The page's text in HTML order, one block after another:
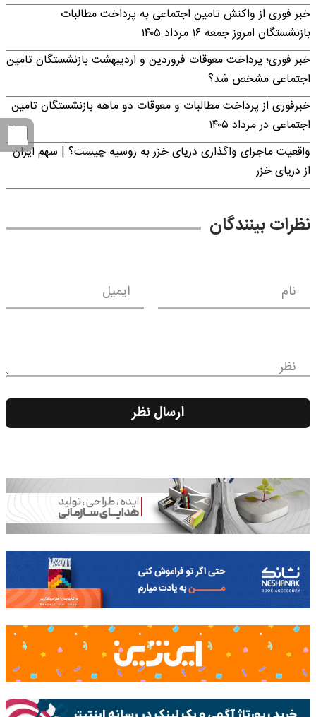
خبر فوری از واکنش تامین اجتماعی به پرداخت مطالبات
بازنشستگان امروز جمعه ۱۶ مرداد ۱۴۰۵
خبر فوری؛ پرداخت معوقات فروردین و اردیبهشت بازنشستگان تامین
اجتماعی مشخص شد؟
خبرفوری از پرداخت مطالبات و معوقات دو ماهه بازنشستگان تامین
اجتماعی در مرداد ۱۴۰۵
واقعیت ماجرای واگذاری دریای خزر به روسیه چیست؟ | سهم ایران
از دریای خزر
نظرات بینندگان
نام ایمیل
نظر
ارسال نظر